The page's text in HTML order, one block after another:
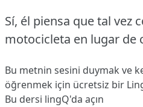
Sí, él piensa que tal vez
motocicleta en lugar de
Bu metnin sesini duymak ve
öğrenmek için ücretsiz bir
Bu dersi lingQ'da açın